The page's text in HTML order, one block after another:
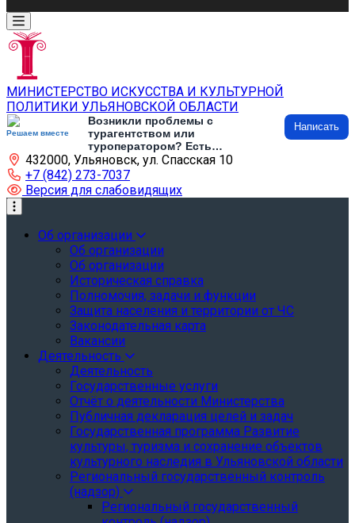
МИНИСТЕРСТВО ИСКУССТВА И КУЛЬТУРНОЙ
ПОЛИТИКИ УЛЬЯНОВСКОЙ ОБЛАСТИ
Решаем вместе
Возникли проблемы с
турагентством или
туроператором? Есть
предложения по развитию
туризма и туристической
инфраструктуры? Напишите об
этом
Написать
432000, Ульяновск, ул. Спасская 10
+7 (842) 273-7037
Версия для слабовидящих
Об организации
Об организации
Об организации
Историческая справка
Полномочия, задачи и функции
Защита населения и территории от ЧС
Законодательная карта
Вакансии
Деятельность
Деятельность
Государственные услуги
Отчёт о деятельности Министерства
Публичная декларация целей и задач
Государственная программа Развитие
культуры, туризма и сохранение объектов
культурного наследия в Ульяновской области
Региональный государственный контроль
(надзор)
Региональный государственный